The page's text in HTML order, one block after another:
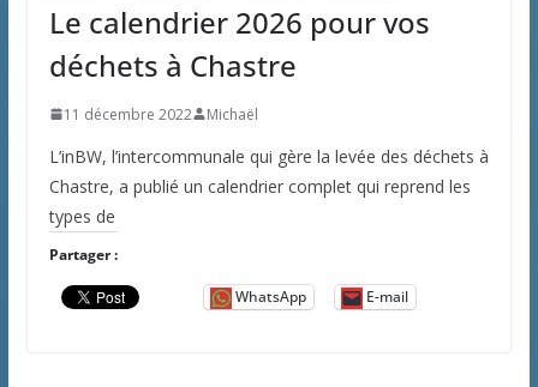
Le calendrier 2026 pour vos
déchets à Chastre
11 décembre 2022 Michaël
L’inBW, l’intercommunale qui gère la levée des déchets à
Chastre, a publié un calendrier complet qui reprend les
types de
Partager :
WhatsApp E-mail